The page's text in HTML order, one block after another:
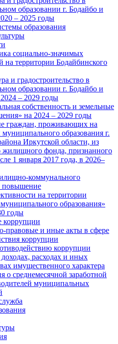
образовании г. Бодайбо и
– 2025 годы
образования
социально-значимых
на территории Бодайбинского
и градостроительство в
образовании г. Бодайбо и
– 2029 годы
собственность и земельные
на 2024 – 2029 годы
граждан, проживающих на
образования г.
Иркутской области, из
жилищного фонда, признанного
1 января 2017 года, в 2026–
коммунального
повышение
на территории
образования»
годы
коррупции
правовые и иные акты в сфере
коррупции
коррупции
расходах и иных
имущественного характера
о среднемесячной заработной
муниципальных